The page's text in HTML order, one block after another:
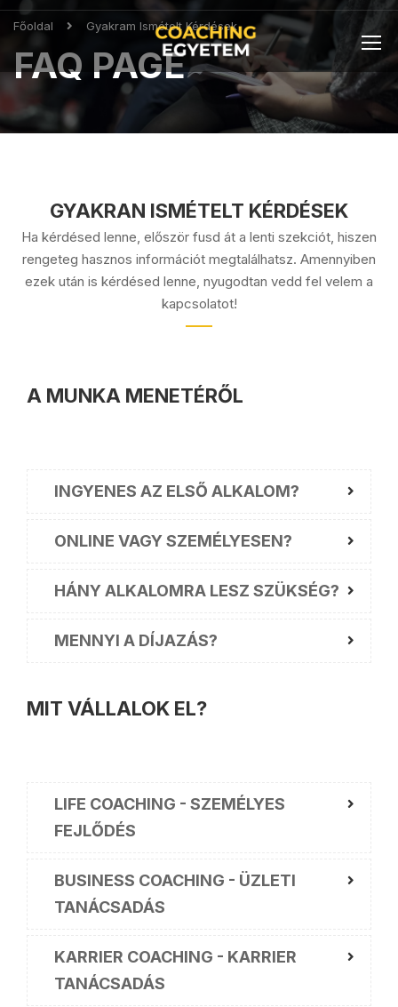
Főoldal Gyakram Ismételt Kérdések
FAQ PAGE
GYAKRAN ISMÉTELT KÉRDÉSEK
Ha kérdésed lenne, először fusd át a lenti szekciót, hiszen
rengeteg hasznos információt megtalálhatsz. Amennyiben
ezek után is kérdésed lenne, nyugodtan vedd fel velem a
kapcsolatot!
A MUNKA MENETÉRŐL
INGYENES AZ ELSŐ ALKALOM?
ONLINE VAGY SZEMÉLYESEN?
HÁNY ALKALOMRA LESZ SZÜKSÉG?
MENNYI A DÍJAZÁS?
MIT VÁLLALOK EL?
LIFE COACHING - SZEMÉLYES
FEJLŐDÉS
BUSINESS COACHING - ÜZLETI
TANÁCSADÁS
KARRIER COACHING - KARRIER
TANÁCSADÁS